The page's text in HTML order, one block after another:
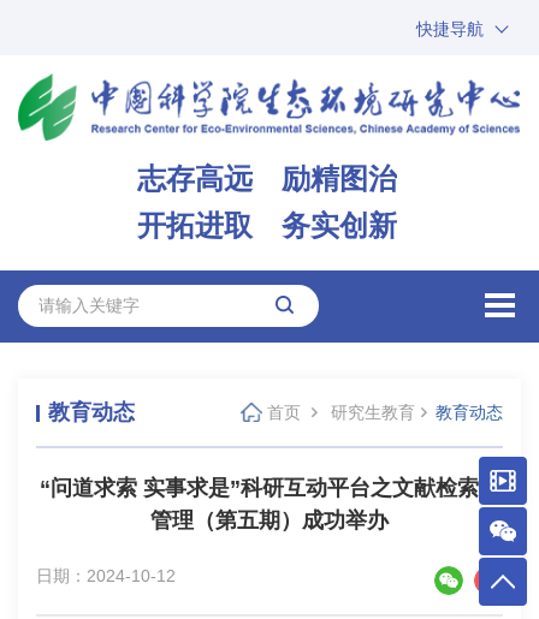
快捷导航
ARP
邮箱
志存高远 励精图治
开拓进取 务实创新
教育动态 首页 研究生教育 教育动态
“问道求索 实事求是”科研互动平台之文献检索与
管理（第五期）成功举办
日期：2024-10-12